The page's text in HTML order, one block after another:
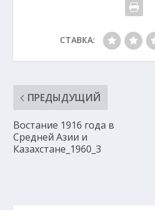
СТАВКА:
ПРЕДЫДУЩИЙ
Востание 1916 года в
Средней Азии и
Казахстане_1960_3